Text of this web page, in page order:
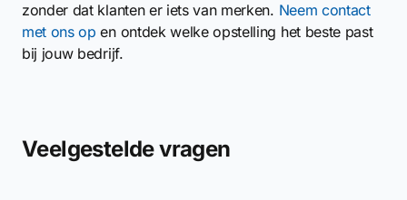
zonder dat klanten er iets van merken. Neem contact
met ons op en ontdek welke opstelling het beste past
bij jouw bedrijf.
Veelgestelde vragen